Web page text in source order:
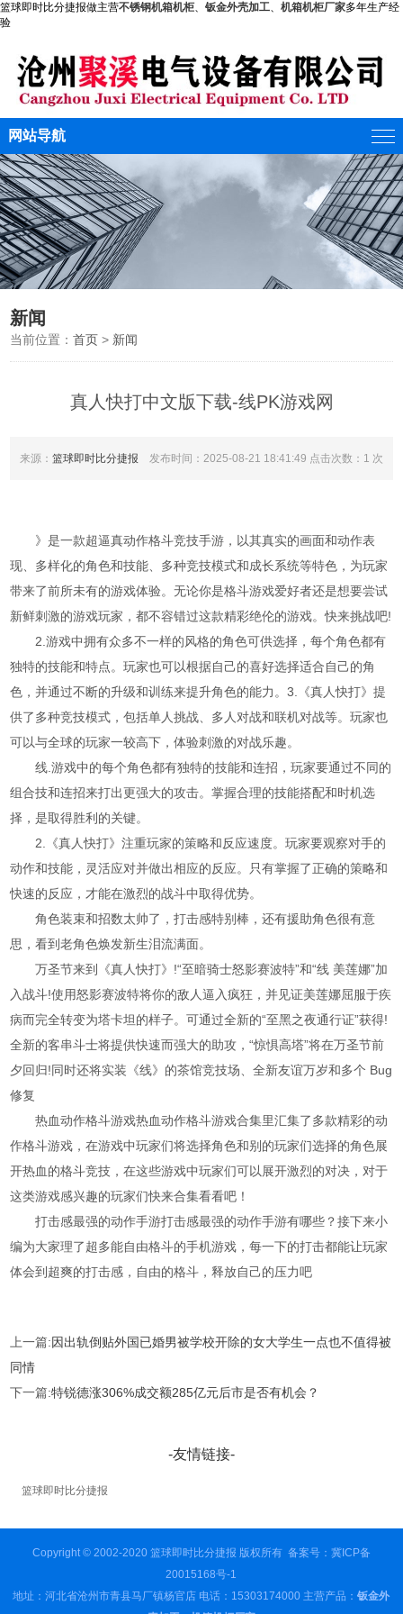
篮球即时比分捷报做主营不锈钢机箱机柜、 钣金外壳加工、 机箱机柜厂家多年生产经
验
网站导航
新闻
当前位置：首页 > 新闻
真人快打中文版下载-线PK游戏网
来源： 篮球即时比分捷报 发布时间：2025-08-21 18:41:49 点击次数：1 次
》是一款超逼真动作格斗竞技手游，以其真实的画面和动作表
现、多样化的角色和技能、多种竞技模式和成长系统等特色，为玩家
带来了前所未有的游戏体验。无论你是格斗游戏爱好者还是想要尝试
新鲜刺激的游戏玩家，都不容错过这款精彩绝伦的游戏。快来挑战吧!
2.游戏中拥有众多不一样的风格的角色可供选择，每个角色都有
独特的技能和特点。玩家也可以根据自己的喜好选择适合自己的角
色，并通过不断的升级和训练来提升角色的能力。3.《真人快打》提
供了多种竞技模式，包括单人挑战、多人对战和联机对战等。玩家也
可以与全球的玩家一较高下，体验刺激的对战乐趣。
线.游戏中的每个角色都有独特的技能和连招，玩家要通过不同的
组合技和连招来打出更强大的攻击。掌握合理的技能搭配和时机选
择，是取得胜利的关键。
2.《真人快打》注重玩家的策略和反应速度。玩家要观察对手的
动作和技能，灵活应对并做出相应的反应。只有掌握了正确的策略和
快速的反应，才能在激烈的战斗中取得优势。
角色装束和招数太帅了，打击感特别棒，还有援助角色很有意
思，看到老角色焕发新生泪流满面。
万圣节来到《真人快打》!“至暗骑士怒影赛波特”和“线 美莲娜”加
入战斗!使用怒影赛波特将你的敌人逼入疯狂，并见证美莲娜屈服于疾
病而完全转变为塔卡坦的样子。可通过全新的“至黑之夜通行证”获得!
全新的客串斗士将提供快速而强大的助攻，“惊惧高塔”将在万圣节前
夕回归!同时还将实装《线》的茶馆竞技场、全新友谊万岁和多个 Bug
修复
热血动作格斗游戏热血动作格斗游戏合集里汇集了多款精彩的动
作格斗游戏，在游戏中玩家们将选择角色和别的玩家们选择的角色展
开热血的格斗竞技，在这些游戏中玩家们可以展开激烈的对决，对于
这类游戏感兴趣的玩家们快来合集看看吧！
打击感最强的动作手游打击感最强的动作手游有哪些？接下来小
编为大家理了超多能自由格斗的手机游戏，每一下的打击都能让玩家
体会到超爽的打击感，自由的格斗，释放自己的压力吧
上一篇:因出轨倒贴外国已婚男被学校开除的女大学生一点也不值得被
同情
下一篇:特锐德涨306%成交额285亿元后市是否有机会？
-友情链接-
篮球即时比分捷报
Copyright © 2002-2020 篮球即时比分捷报 版权所有 备案号：冀ICP备
20015168号-1
地址：河北省沧州市青县马厂镇杨官店 电话：15303174000 主营产品：钣金外